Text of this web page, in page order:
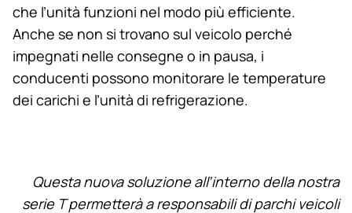
che l’unità funzioni nel modo più efficiente.
Anche se non si trovano sul veicolo perché
impegnati nelle consegne o in pausa, i
conducenti possono monitorare le temperature
dei carichi e l’unità di refrigerazione.
Questa nuova soluzione all’interno della nostra
serie T permetterà a responsabili di parchi veicoli